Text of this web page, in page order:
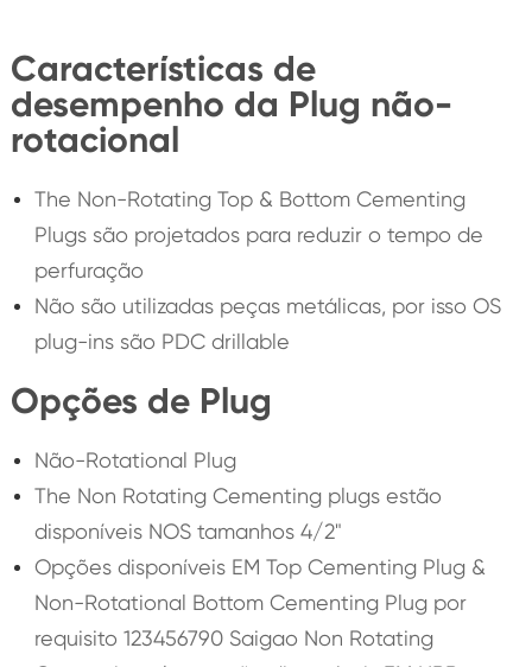
Características de
desempenho da Plug não-
rotacional
The Non-Rotating Top & Bottom Cementing
Plugs são projetados para reduzir o tempo de
perfuração
Não são utilizadas peças metálicas, por isso OS
plug-ins são PDC drillable
Opções de Plug
Não-Rotational Plug
The Non Rotating Cementing plugs estão
disponíveis NOS tamanhos 4/2"
Opções disponíveis EM Top Cementing Plug &
Non-Rotational Bottom Cementing Plug por
requisito 123456790 Saigao Non Rotating